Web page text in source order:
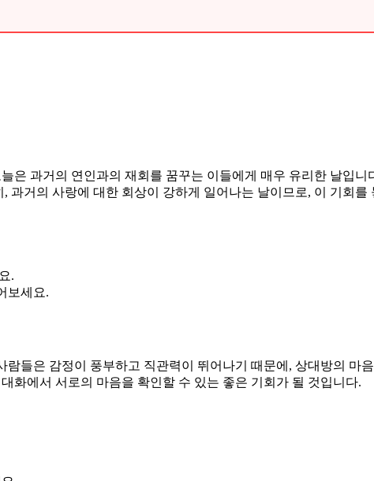
은 과거의 연인과의 재회를 꿈꾸는 이들에게 매우 유리한 날입
과거의 사랑에 대한 회상이 강하게 일어나는 날이므로, 이 기회를
.
보세요.
들은 감정이 풍부하고 직관력이 뛰어나기 때문에, 상대방의 마
화에서 서로의 마음을 확인할 수 있는 좋은 기회가 될 것입니다.